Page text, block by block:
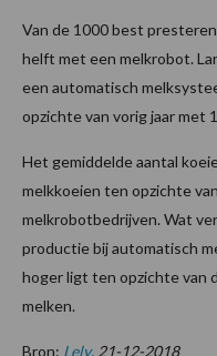
Van de 1000 best
helft met een melkrobot.
een automatisch
opzichte van vorig jaar met
Het gemiddelde aantal
melkkoeien ten opzichte
melkrobotbedrijven. Wat
productie bij automatisch
hoger ligt ten opzichte van
melken.
Bron: Lely, 21-12-2018